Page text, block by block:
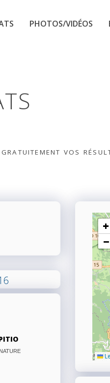
PHOTOS/VIDÉOS
VOS
+
−